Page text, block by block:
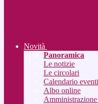
Novità
Panoramica
Le notizie
Le circolari
Calendario eventi
Albo online
Amministrazione